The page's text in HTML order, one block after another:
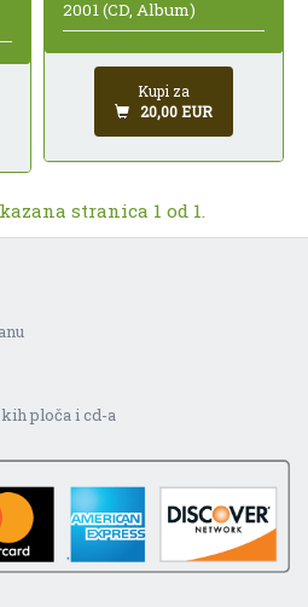
2001 (CD, Album)
Kupi za
20,00 EUR
stranica 1 od 1.
ploča i cd-a